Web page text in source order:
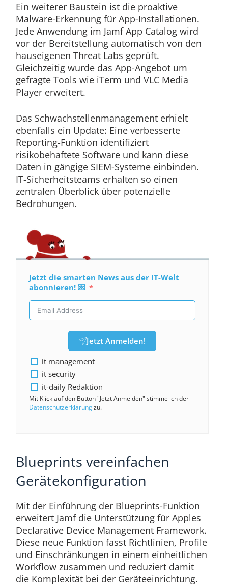
Ein weiterer Baustein ist die proaktive
Malware-Erkennung für App-Installationen.
Jede Anwendung im Jamf App Catalog wird
vor der Bereitstellung automatisch von den
hauseigenen Threat Labs geprüft.
Gleichzeitig wurde das App-Angebot um
gefragte Tools wie iTerm und VLC Media
Player erweitert.
Das Schwachstellenmanagement erhielt
ebenfalls ein Update: Eine verbesserte
Reporting-Funktion identifiziert
risikobehaftete Software und kann diese
Daten in gängige SIEM-Systeme einbinden.
IT-Sicherheitsteams erhalten so einen
zentralen Überblick über potenzielle
Bedrohungen.
Jetzt die smarten News aus der IT-Welt
abonnieren! 💌
Jetzt Anmelden!
it management
it security
it-daily Redaktion
Mit Klick auf den Button "Jetzt Anmelden" stimme ich der
Datenschutzerklärungzu.
Blueprints vereinfachen
Gerätekonfiguration
Mit der Einführung der Blueprints-Funktion
erweitert Jamf die Unterstützung für Apples
Declarative Device Management Framework.
Diese neue Funktion fasst Richtlinien, Profile
und Einschränkungen in einem einheitlichen
Workflow zusammen und reduziert damit
die Komplexität bei der Geräteeinrichtung.